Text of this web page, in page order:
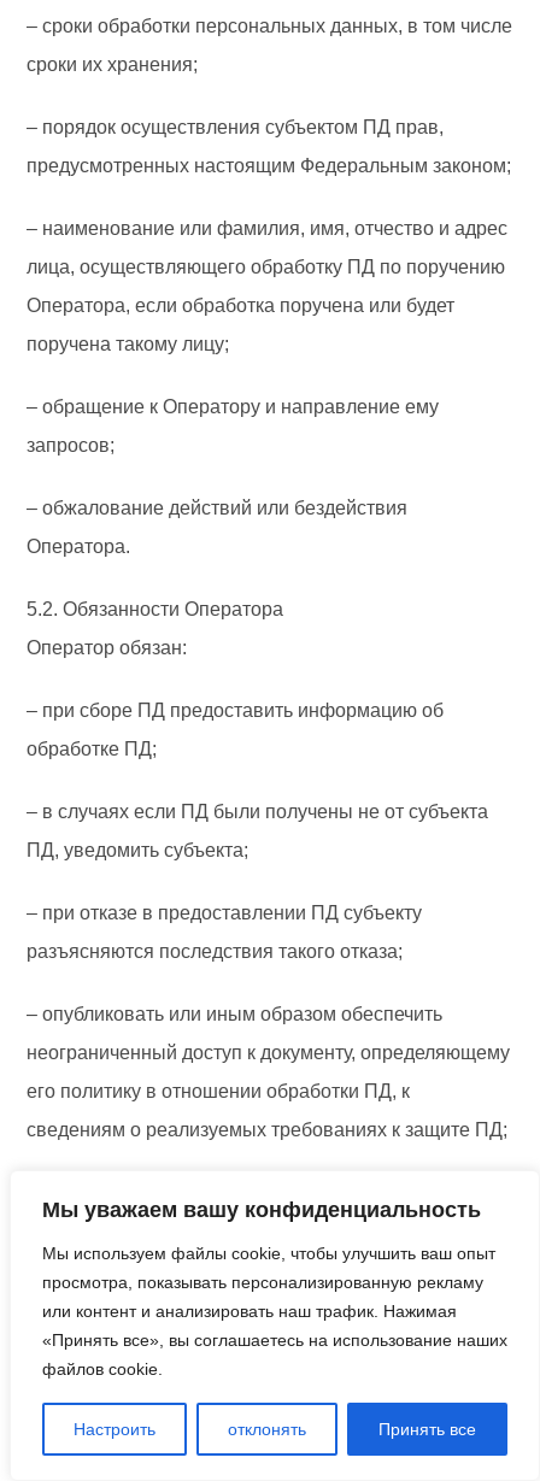
Мы уважаем вашу конфиденциальность
Мы используем файлы cookie, чтобы улучшить ваш опыт
просмотра, показывать персонализированную рекламу
или контент и анализировать наш трафик. Нажимая
«Принять все», вы соглашаетесь на использование наших
файлов cookie.
Настроить отклонять Принять все
– сроки обработки персональных данных, в том числе
сроки их хранения;
– порядок осуществления субъектом ПД прав,
предусмотренных настоящим Федеральным законом;
– наименование или фамилия, имя, отчество и адрес
лица, осуществляющего обработку ПД по поручению
Оператора, если обработка поручена или будет
поручена такому лицу;
– обращение к Оператору и направление ему
запросов;
– обжалование действий или бездействия
Оператора.
5.2. Обязанности Оператора
Оператор обязан:
– при сборе ПД предоставить информацию об
обработке ПД;
– в случаях если ПД были получены не от субъекта
ПД, уведомить субъекта;
– при отказе в предоставлении ПД субъекту
разъясняются последствия такого отказа;
– опубликовать или иным образом обеспечить
неограниченный доступ к документу, определяющему
его политику в отношении обработки ПД, к
сведениям о реализуемых требованиях к защите ПД;
обеспечивать их принятие для защиты ПД от
неправомерного или случайного доступа к ним,
уничтожения, изменения, блокирования,
копирования, предоставления, распространения ПД,
а также от иных неправомерных действий в
отношении ПД;